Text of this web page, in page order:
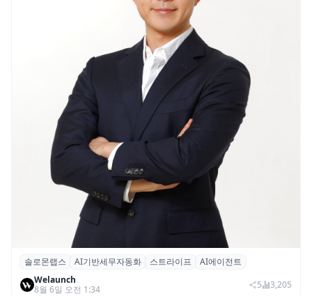
솔로몬랩스, 스트라이프 출신 이창헌 영입…
절세 전략 AI 에이전트 개발 본격화
솔로몬랩스 AI기반세무자동화 스트라이프
AI에이전트
Welaunch
8월 6일 오전 1:34
5 3,205